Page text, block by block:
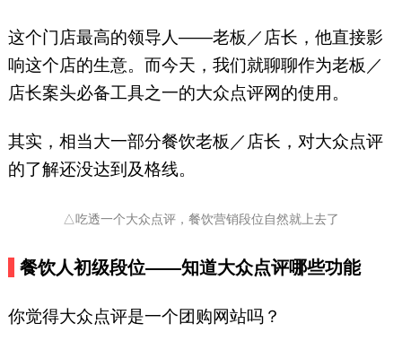
这个门店最高的领导人——老板／店长，他直接影
响这个店的生意。而今天，我们就聊聊作为老板／
店长案头必备工具之一的大众点评网的使用。
其实，相当大一部分餐饮老板／店长，对大众点评
的了解还没达到及格线。
△吃透一个大众点评，餐饮营销段位自然就上去了
餐饮人初级段位——知道大众点评哪些功能
你觉得大众点评是一个团购网站吗？